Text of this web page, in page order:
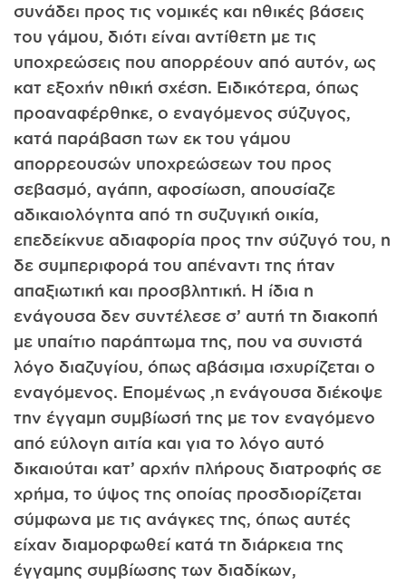
συνάδει προς τις νομικές και ηθικές βάσεις
του γάμου, διότι είναι αντίθετη με τις
υποχρεώσεις που απορρέουν από αυτόν, ως
κατ εξοχήν ηθική σχέση. Ειδικότερα, όπως
προαναφέρθηκε, ο εναγόμενος σύζυγος,
κατά παράβαση των εκ του γάμου
απορρεουσών υποχρεώσεων του προς
σεβασμό, αγάπη, αφοσίωση, απουσίαζε
αδικαιολόγητα από τη συζυγική οικία,
επεδείκνυε αδιαφορία προς την σύζυγό του, η
δε συμπεριφορά του απέναντι της ήταν
απαξιωτική και προσβλητική. Η ίδια η
ενάγουσα δεν συντέλεσε σ’ αυτή τη διακοπή
με υπαίτιο παράπτωμα της, που να συνιστά
λόγο διαζυγίου, όπως αβάσιμα ισχυρίζεται ο
εναγόμενος. Επομένως ,η ενάγουσα διέκοψε
την έγγαμη συμβίωσή της με τον εναγόμενο
από εύλογη αιτία και για το λόγο αυτό
δικαιούται κατ’ αρχήν πλήρους διατροφής σε
χρήμα, το ύψος της οποίας προσδιορίζεται
σύμφωνα με τις ανάγκες της, όπως αυτές
είχαν διαμορφωθεί κατά τη διάρκεια της
έγγαμης συμβίωσης των διαδίκων,